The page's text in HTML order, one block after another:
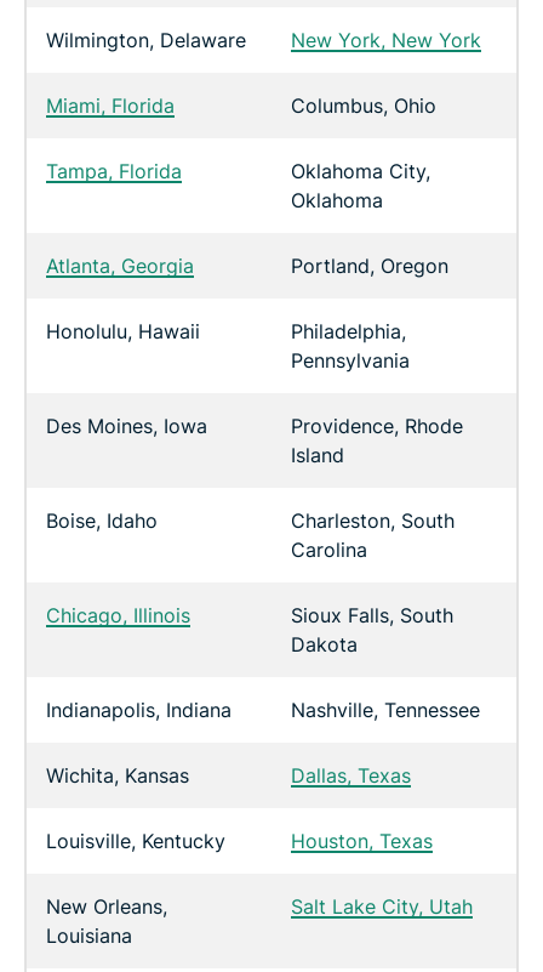
Wilmington, Delaware New York, New York
Miami, Florida Columbus, Ohio
Tampa, Florida
Oklahoma City,
Oklahoma
Atlanta, Georgia Portland, Oregon
Honolulu, Hawaii
Philadelphia,
Pennsylvania
Des Moines, Iowa
Providence, Rhode
Island
Boise, Idaho
Charleston, South
Carolina
Chicago, Illinois
Sioux Falls, South
Dakota
Indianapolis, Indiana Nashville, Tennessee
Wichita, Kansas Dallas, Texas
Louisville, Kentucky Houston, Texas
New Orleans,
Louisiana
Salt Lake City, Utah